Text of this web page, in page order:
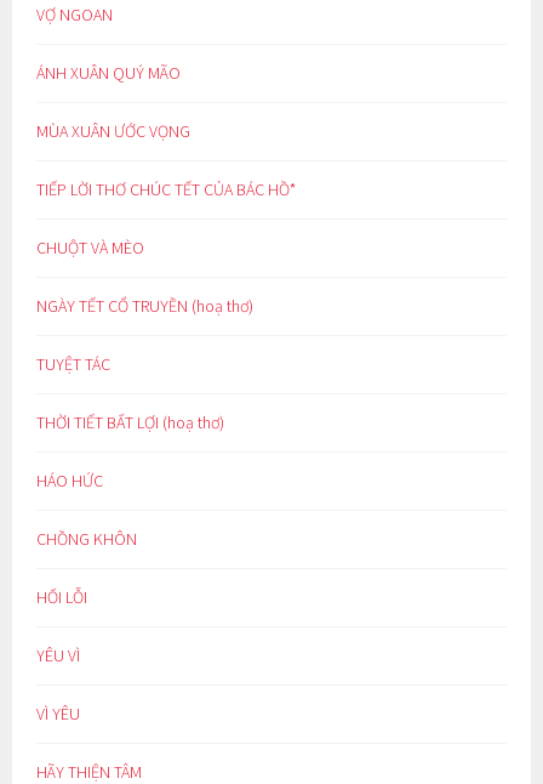
VỢ NGOAN
ÁNH XUÂN QUÝ MÃO
MÙA XUÂN ƯỚC VỌNG
TIẾP LỜI THƠ CHÚC TẾT CỦA BÁC HỒ*
CHUỘT VÀ MÈO
NGÀY TẾT CỔ TRUYỀN (hoạ thơ)
TUYỆT TÁC
THỜI TIẾT BẤT LỢI (hoạ thơ)
HÁO HỨC
CHỒNG KHÔN
HỐI LỖI
YÊU VÌ
VÌ YÊU
HÃY THIỆN TÂM